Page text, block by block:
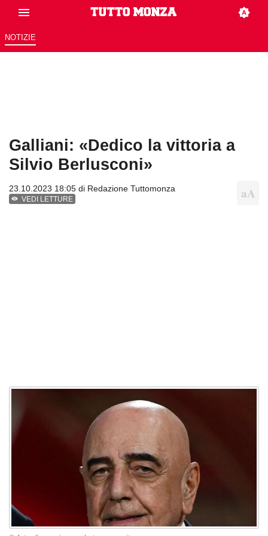
NOTIZIE
Galliani: «Dedico la vittoria a
Silvio Berlusconi»
23.10.2023 18:05 di Redazione Tuttomonza
VEDI LETTURE